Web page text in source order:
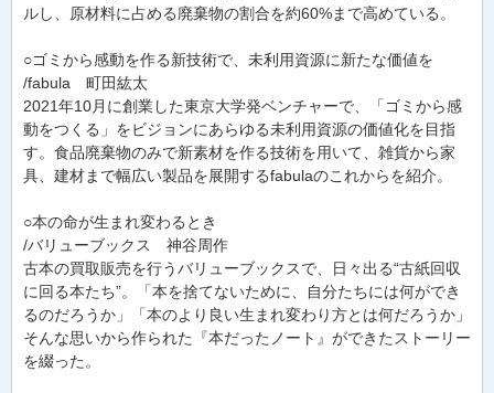
ルし、原材料に占める廃棄物の割合を約60%まで高めている。
○ゴミから感動を作る新技術で、未利用資源に新たな価値を
/fabula 町田紘太
2021年10月に創業した東京大学発ベンチャーで、「ゴミから感
動をつくる」をビジョンにあらゆる未利用資源の価値化を目指
す。食品廃棄物のみで新素材を作る技術を用いて、雑貨から家
具、建材まで幅広い製品を展開するfabulaのこれからを紹介。
○本の命が生まれ変わるとき
/バリューブックス 神谷周作
古本の買取販売を行うバリューブックスで、日々出る“古紙回収
に回る本たち”。「本を捨てないために、自分たちには何ができ
るのだろうか」「本のより良い生まれ変わり方とは何だろうか」
そんな思いから作られた『本だったノート』ができたストーリー
を綴った。